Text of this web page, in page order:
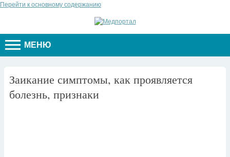
Перейти к основному содержанию
МЕНЮ
Заикание симптомы, как проявляется
болезнь, признаки